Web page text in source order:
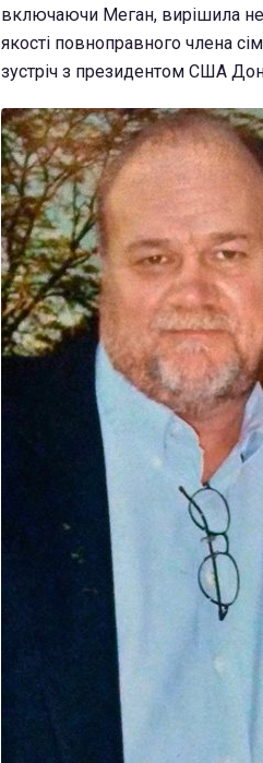
включаючи Меган, вирішила
якості повноправного члена
зустріч з президентом США